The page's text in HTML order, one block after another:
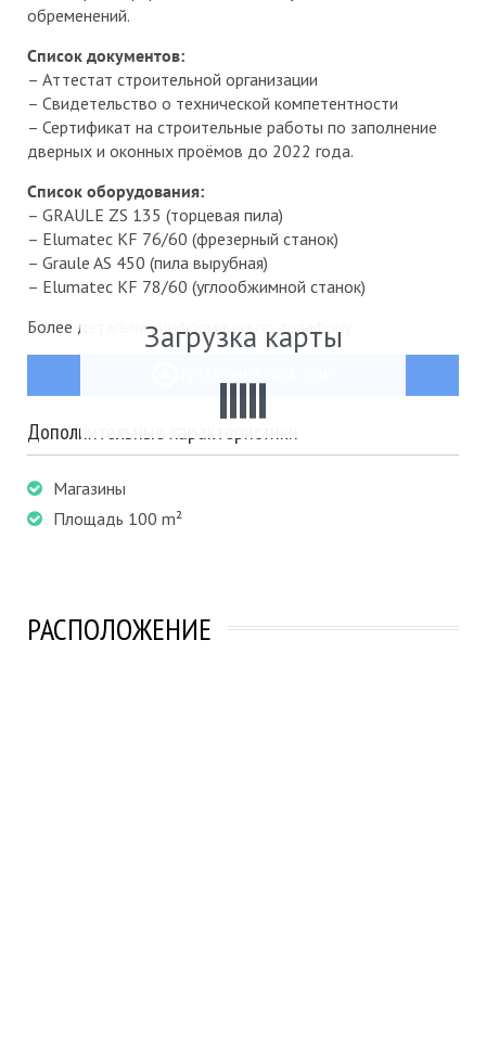
обременений.
Список документов:
– Аттестат строительной организации
– Свидетельство о технической компетентности
– Сертификат на строительные работы по заполнение
дверных и оконных проёмов до 2022 года.
Список оборудования:
– GRAULE ZS 135 (торцевая пила)
– Elumatec KF 76/60 (фрезерный станок)
– Graule AS 450 (пила вырубная)
– Elumatec KF 78/60 (углообжимной станок)
Более детальная информация по телефону.
Дополнительные характеристики
Магазины
Площадь 100 m²
РАСПОЛОЖЕНИЕ
Загрузка карты